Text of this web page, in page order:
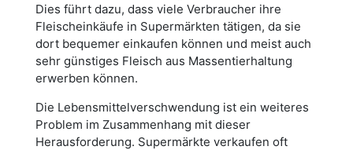
Dies führt dazu, dass viele Verbraucher ihre
Fleischeinkäufe in Supermärkten tätigen, da sie
dort bequemer einkaufen können und meist auch
sehr günstiges Fleisch aus Massentierhaltung
erwerben können.
Die Lebensmittelverschwendung ist ein weiteres
Problem im Zusammenhang mit dieser
Herausforderung. Supermärkte verkaufen oft